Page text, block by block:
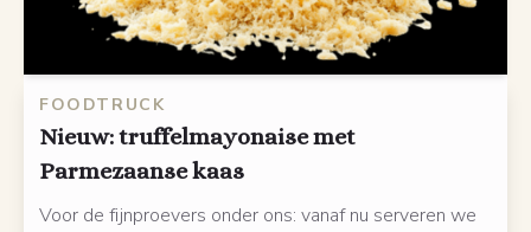
FOODTRUCK
Nieuw: truffelmayonaise met
Parmezaanse kaas
Voor de fijnproevers onder ons: vanaf nu serveren we